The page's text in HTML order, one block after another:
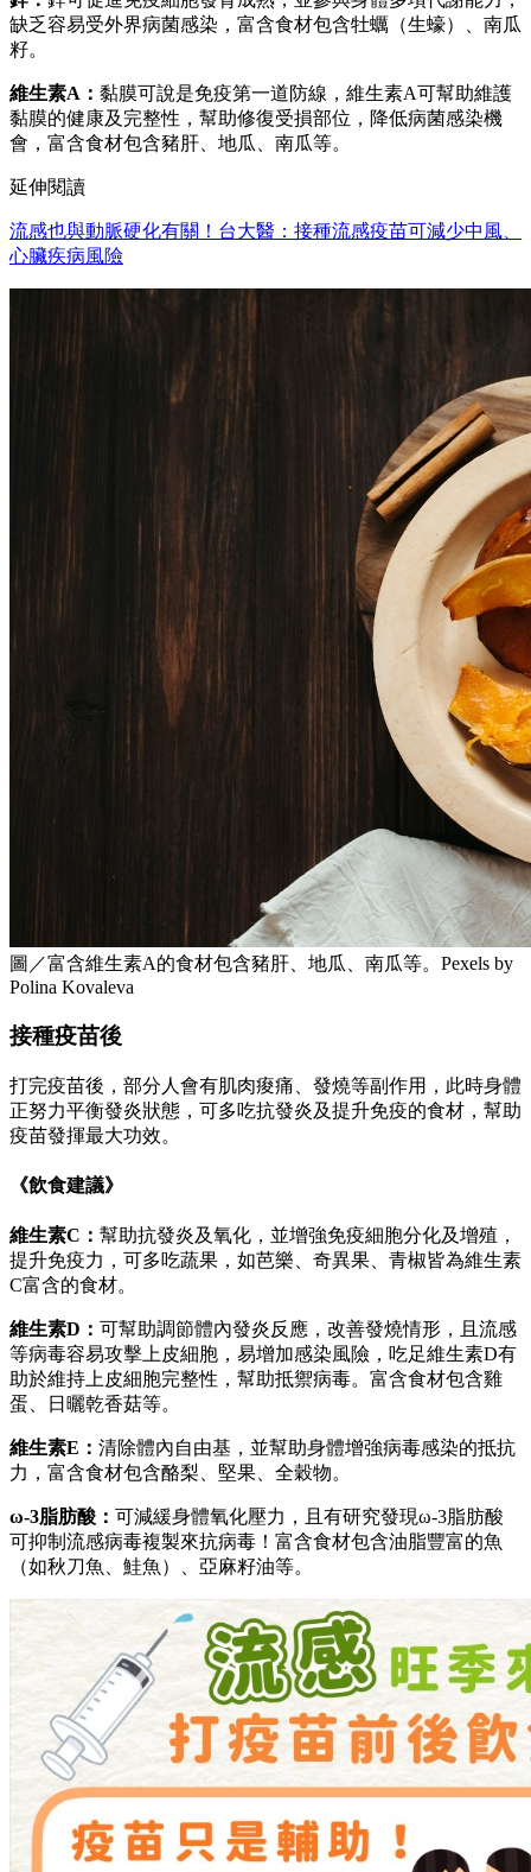
缺乏容易受外界病菌感染，富含食材包含牡蠣（生蠔）、南瓜
籽。
維生素A： 黏膜可說是免疫第一道防線，維生素A可幫助維護
黏膜的健康及完整性，幫助修復受損部位，降低病菌感染機
會，富含食材包含豬肝、地瓜、南瓜等。
延伸閱讀
流感也與動脈硬化有關！台大醫：接種流感疫苗可減少中風、
心臟疾病風險
圖／富含維生素A的食材包含豬肝、地瓜、南瓜等。Pexels by
Polina Kovaleva
接種疫苗後
打完疫苗後，部分人會有肌肉痠痛、發燒等副作用，此時身體
正努力平衡發炎狀態，可多吃抗發炎及提升免疫的食材，幫助
疫苗發揮最大功效。
《飲食建議》
維生素C： 幫助抗發炎及氧化，並增強免疫細胞分化及增殖，
提升免疫力，可多吃蔬果，如芭樂、奇異果、青椒皆為維生素
C富含的食材。
維生素D： 可幫助調節體內發炎反應，改善發燒情形，且流感
等病毒容易攻擊上皮細胞，易增加感染風險，吃足維生素D有
助於維持上皮細胞完整性，幫助抵禦病毒。富含食材包含雞
蛋、日曬乾香菇等。
維生素E： 清除體內自由基，並幫助身體增強病毒感染的抵抗
力，富含食材包含酪梨、堅果、全穀物。
ω-3脂肪酸： 可減緩身體氧化壓力，且有研究發現ω-3脂肪酸
可抑制流感病毒複製來抗病毒！富含食材包含油脂豐富的魚
（如秋刀魚、鮭魚）、亞麻籽油等。